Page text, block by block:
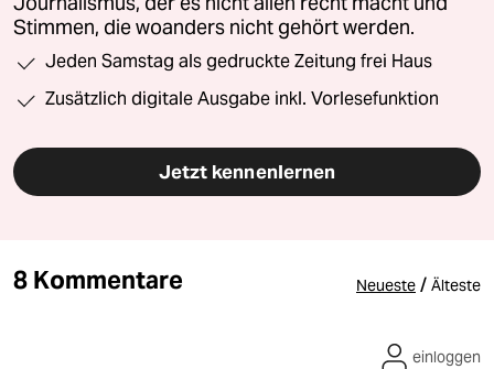
Stimmen, die woanders nicht gehört werden.
Jeden Samstag als gedruckte Zeitung frei Haus
Zusätzlich digitale Ausgabe inkl. Vorlesefunktion
Jetzt kennenlernen
8 Kommentare Neueste / Älteste
einloggen